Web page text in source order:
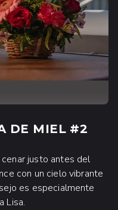
DE MIEL #2
justo antes del
con un cielo vibrante
es especialmente
Lisa.